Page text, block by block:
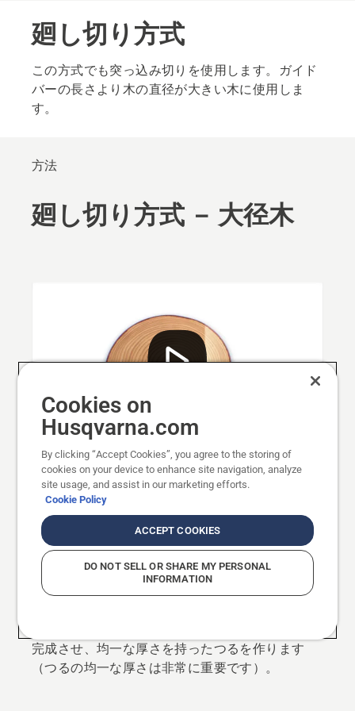
廻し切り方式
この方式でも突っ込み切りを使用します。ガイド
バーの長さより木の直径が大きい木に使用しま
す。
方法
廻し切り方式 － 大径木
受け口と水平にし、できるだけ深く突っ込み切り
をします。受け口に平行に、適切なつるの厚さま
で切削します。おおよそガイドバーの幅と同じだ
け、後ろに切り進みます。チェンソーで廻し切り
しますが、その際にガイドバーの先端でつるを切
らないようにしてください。いったん止まって、
完成させ、均一な厚さを持ったつるを作ります
（つるの均一な厚さは非常に重要です）。
Cookies on
Husqvarna.com
By clicking “Accept Cookies”, you agree to the storing of
cookies on your device to enhance site navigation, analyze
site usage, and assist in our marketing efforts.
Cookie Policy
ACCEPT COOKIES
DO NOT SELL OR SHARE MY PERSONAL
INFORMATION